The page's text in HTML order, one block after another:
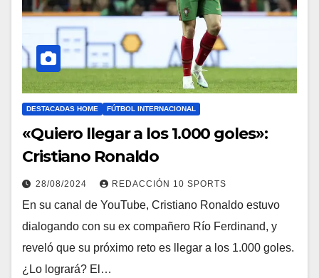
DESTACADAS HOME FÚTBOL INTERNACIONAL
«Quiero llegar a los 1.000 goles»:
Cristiano Ronaldo
28/08/2024 REDACCIÓN 10 SPORTS
En su canal de YouTube, Cristiano Ronaldo estuvo
dialogando con su ex compañero Río Ferdinand, y
reveló que su próximo reto es llegar a los 1.000 goles.
¿Lo logrará? El…